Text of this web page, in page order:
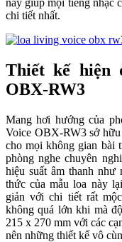
chi tiết nhất.
Thiết kế hiện
OBX-RW3
Mang hơi hướng của
Voice OBX-RW3 sở hữu
cho mọi không gian bài
phòng nghe chuyên
hiệu suất âm thanh như
thức của mẫu loa này
giản với chi tiết rất
không quá lớn khi mà
215 x 270 mm với các
nên những thiết kế vô